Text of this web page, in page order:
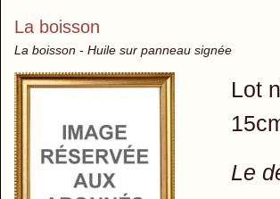
La boisson
La boisson - Huile sur panneau signée
Lot
Le